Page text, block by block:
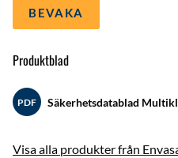
BEVAKA
Produktblad
PDF Säkerhetsdatablad
Visa alla produkter från